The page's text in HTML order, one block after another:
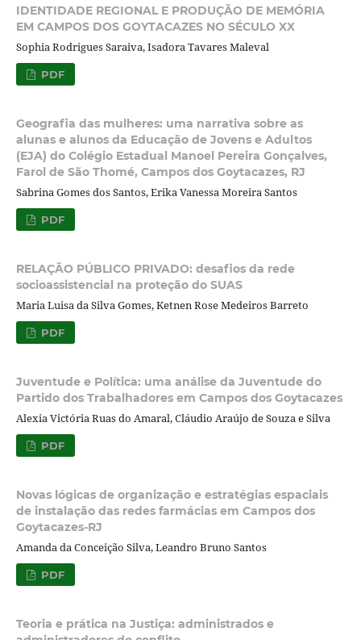
IDENTIDADE REGIONAL E PRODUÇÃO DE MEMÓRIA
EM CAMPOS DOS GOYTACAZES NO SÉCULO XX
Sophia Rodrigues Saraiva, Isadora Tavares Maleval
PDF
Geografia das mulheres: uma narrativa sobre as
alunas e alunos da Educação de Jovens e Adultos
(EJA) do Colégio Estadual Manoel Pereira Gonçalves,
Farol de São Thomé, Campos dos Goytacazes, RJ
Sabrina Gomes dos Santos, Erika Vanessa Moreira Santos
PDF
RELAÇÃO PÚBLICO PRIVADO: desafios da rede
socioassistencial na proteção do SUAS
Maria Luisa da Silva Gomes, Ketnen Rose Medeiros Barreto
PDF
Juventude e Política: uma análise da Juventude do
Partido dos Trabalhadores em Campos dos Goytacazes
Alexia Victória Ruas do Amaral, Cláudio Araújo de Souza e Silva
PDF
Novas lógicas de organização e estratégias espaciais
de instalação das redes farmácias em Campos dos
Goytacazes-RJ
Amanda da Conceição Silva, Leandro Bruno Santos
PDF
Teoria e prática na Justiça: administrados e